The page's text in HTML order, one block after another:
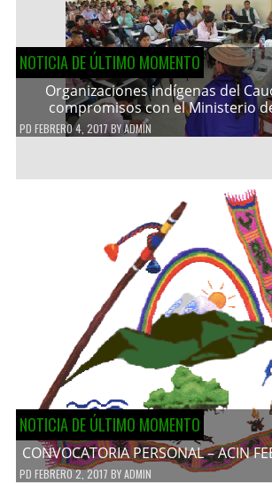
NOTICIA DE ÚLTIMO MOMENTO
Organizaciones indígenas del
compromisos con el Ministerio
PD FEBRERO 4, 2017 BYADMIN
NOTICIA DE ÚLTIMO MOMENTO
CONVOCATORIA PERSONAL – ACIN
PD FEBRERO 2, 2017 BYADMIN